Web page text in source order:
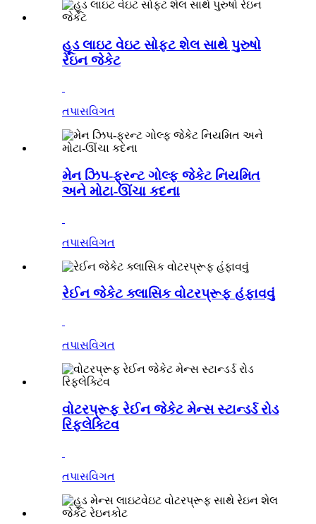
હૂડ લાઇટ વેઇટ સોફ્ટ શેલ સાથે પુરુષો
રેઇન જેકેટ
તપાસવિગત
મેન ઝિપ-ફ્રન્ટ ગોલ્ફ જેકેટ નિયમિત
અને મોટા-ઊંચા કદના
તપાસવિગત
રેઈન જેકેટ ક્લાસિક વોટરપ્રૂફ હંફાવવું
તપાસવિગત
વોટરપ્રૂફ રેઈન જેકેટ મેન્સ સ્ટાન્ડર્ડ રોડ
રિફ્લેક્ટિવ
તપાસવિગત